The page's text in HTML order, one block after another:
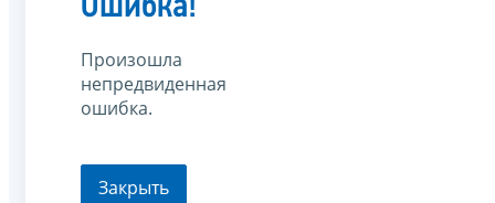
Ошибка!
Произошла
непредвиденная
ошибка.
Закрыть